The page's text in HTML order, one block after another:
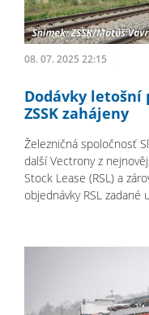
08. 07. 2025 22:15
Dodávky letošní
ZSSK zahájeny
Železničná spoločnosť
další Vectrony z
Stock Lease (RSL) a
objednávky RSL zadané